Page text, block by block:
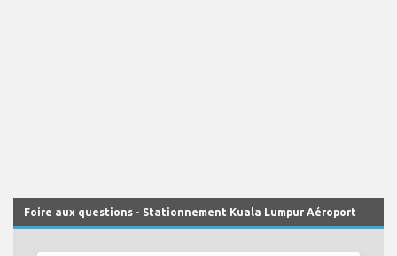
Foire aux questions - Stationnement Kuala Lumpur Aéroport